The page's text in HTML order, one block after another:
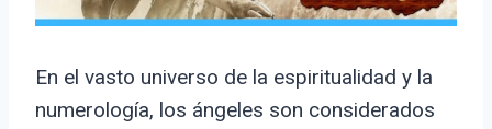
En el vasto universo de la espiritualidad y la
numerología, los ángeles son considerados